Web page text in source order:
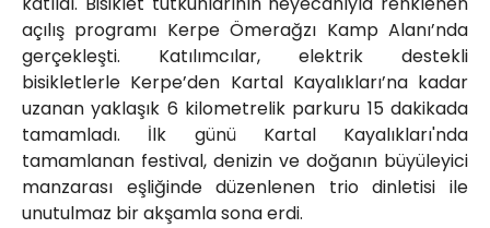
açılış programı Kerpe Ömerağzı Kamp Alanı’nda
gerçekleşti. Katılımcılar, elektrik destekli
bisikletlerle Kerpe’den Kartal Kayalıkları’na kadar
uzanan yaklaşık 6 kilometrelik parkuru 15 dakikada
tamamladı. İlk günü Kartal Kayalıkları'nda
tamamlanan festival, denizin ve doğanın büyüleyici
manzarası eşliğinde düzenlenen trio dinletisi ile
unutulmaz bir akşamla sona erdi.